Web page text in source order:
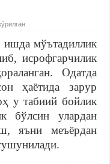
мўътадиллик
исрофгарчилик
Одатда
ҳаётида зарур
у табиий бойлик
бўлсин улардан
яъни меъёрдан